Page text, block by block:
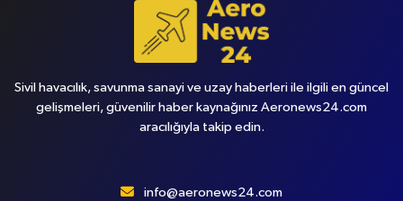
Sivil havacılık, savunma sanayi ve uzay haberleri ile ilgili en güncel
gelişmeleri, güvenilir haber kaynağınız Aeronews24.com
aracılığıyla takip edin.
info@aeronews24.com